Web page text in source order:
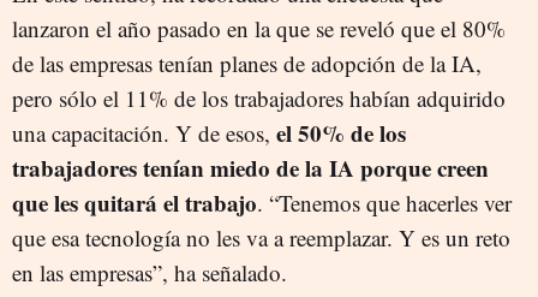
lanzaron el año pasado en la que se reveló que el 80%
de las empresas tenían planes de adopción de la IA,
pero sólo el 11% de los trabajadores habían adquirido
una capacitación. Y de esos, el 50% de los
trabajadores tenían miedo de la IA porque creen
que les quitará el trabajo. “Tenemos que hacerles ver
que esa tecnología no les va a reemplazar. Y es un reto
en las empresas”, ha señalado.